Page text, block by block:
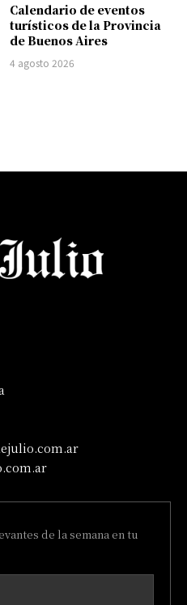
Calendario de eventos
turísticos de la Provincia
de Buenos Aires
4 agosto 2026
de la semana en tu